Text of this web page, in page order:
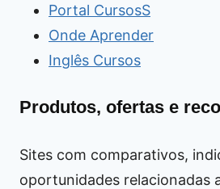
Portal CursosS
Onde Aprender
Inglês Cursos
Produtos, ofertas e
Sites com comparativos,
oportunidades relacionadas